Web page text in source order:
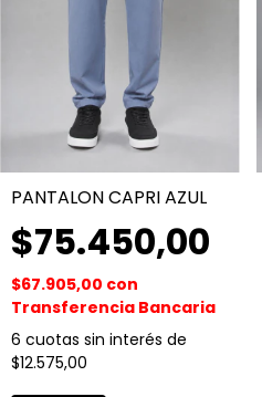
PANTALON CAPRI AZUL
$75.450,00
$67.905,00 con
Transferencia Bancaria
6 cuotas sin interés de
$12.575,00